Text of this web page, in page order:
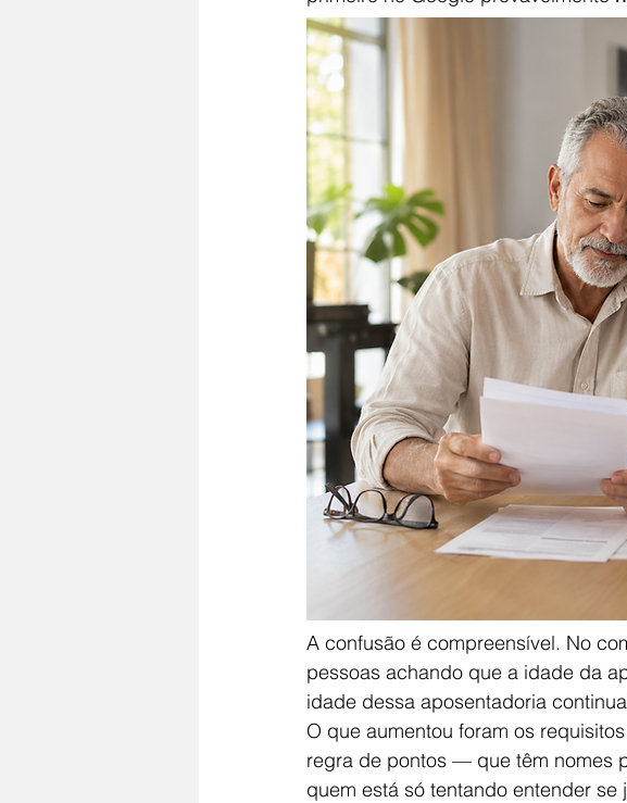
A confusão é compreensível. No
pessoas achando que a idade da
idade dessa aposentadoria continua
O que aumentou foram os
regra de pontos — que têm nomes
quem está só tentando entender se